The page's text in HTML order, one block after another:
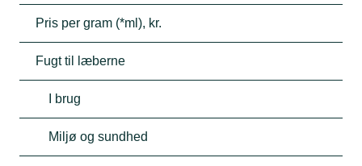
Pris per gram (*ml), kr.
Fugt til læberne
I brug
Miljø og sundhed